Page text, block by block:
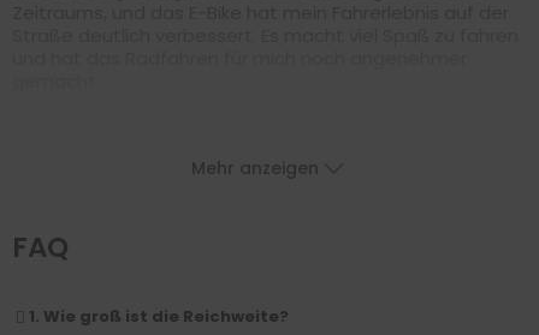
Mehr anzeigen
FAQ
1. Wie groß ist die Reichweite?